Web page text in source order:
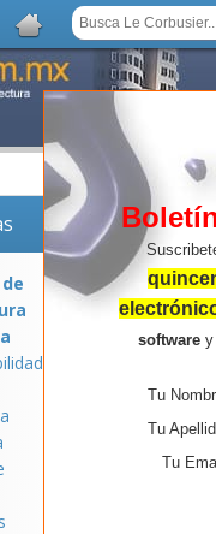
softwarey
Tu
Tu
Tu